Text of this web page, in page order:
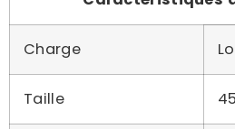
Charge
Taille